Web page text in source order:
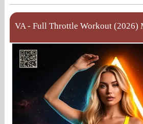
VA - Full Throttle Workout (2026)